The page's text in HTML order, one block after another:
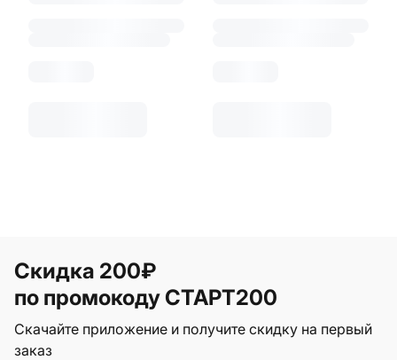
Скидка 200₽
по промокоду СТАРТ200
Скачайте приложение и получите скидку на первый
заказ